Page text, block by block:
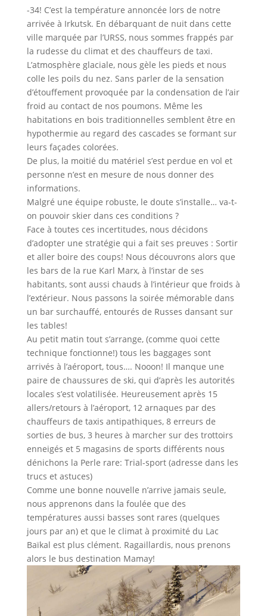
-34! C’est la température annoncée lors de notre
arrivée à Irkutsk. En débarquant de nuit dans cette
ville marquée par l’URSS, nous sommes frappés par
la rudesse du climat et des chauffeurs de taxi.
L’atmosphère glaciale, nous gèle les pieds et nous
colle les poils du nez. Sans parler de la sensation
d’étouffement provoquée par la condensation de l’air
froid au contact de nos poumons. Même les
habitations en bois traditionnelles semblent être en
hypothermie au regard des cascades se formant sur
leurs façades colorées.
De plus, la moitié du matériel s’est perdue en vol et
personne n’est en mesure de nous donner des
informations.
Malgré une équipe robuste, le doute s’installe… va-t-
on pouvoir skier dans ces conditions ?
Face à toutes ces incertitudes, nous décidons
d’adopter une stratégie qui a fait ses preuves : Sortir
et aller boire des coups! Nous découvrons alors que
les bars de la rue Karl Marx, à l’instar de ses
habitants, sont aussi chauds à l’intérieur que froids à
l’extérieur. Nous passons la soirée mémorable dans
un bar surchauffé, entourés de Russes dansant sur
les tables!
Au petit matin tout s’arrange, (comme quoi cette
technique fonctionne!) tous les baggages sont
arrivés à l’aéroport, tous…. Nooon! Il manque une
paire de chaussures de ski, qui d’après les autorités
locales s’est volatilisée. Heureusement après 15
allers/retours à l’aéroport, 12 arnaques par des
chauffeurs de taxis antipathiques, 8 erreurs de
sorties de bus, 3 heures à marcher sur des trottoirs
enneigés et 5 magasins de sports différents nous
dénichons la Perle rare: Trial-sport (adresse dans les
trucs et astuces)
Comme une bonne nouvelle n’arrive jamais seule,
nous apprenons dans la foulée que des
températures aussi basses sont rares (quelques
jours par an) et que le climat à proximité du Lac
Baïkal est plus clément. Ragaillardis, nous prenons
alors le bus destination Mamay!